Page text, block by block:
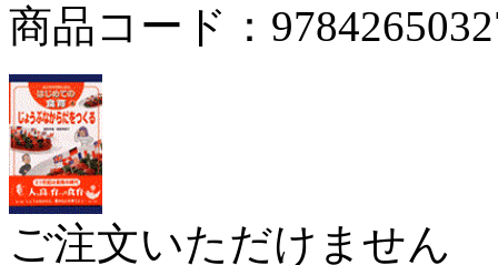
商品コード：
ご注文いただけません